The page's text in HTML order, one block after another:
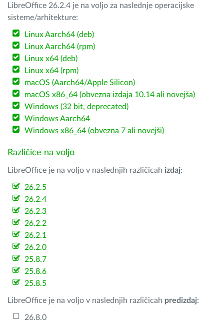
LibreOffice 26.2.4 je na voljo za naslednje operacijske
sisteme/arhitekture:
Linux Aarch64 (deb)
Linux Aarch64 (rpm)
Linux x64 (deb)
Linux x64 (rpm)
macOS (Aarch64/Apple Silicon)
macOS x86_64 (obvezna izdaja 10.14 ali novejša)
Windows (32 bit, deprecated)
Windows Aarch64
Windows x86_64 (obvezna 7 ali novejši)
Različice na voljo
LibreOffice je na voljo v naslednjih različicah izdaj:
26.2.5
26.2.4
26.2.3
26.2.2
26.2.1
26.2.0
25.8.7
25.8.6
25.8.5
LibreOffice je na voljo v naslednjih različicah predizdaj:
26.8.0